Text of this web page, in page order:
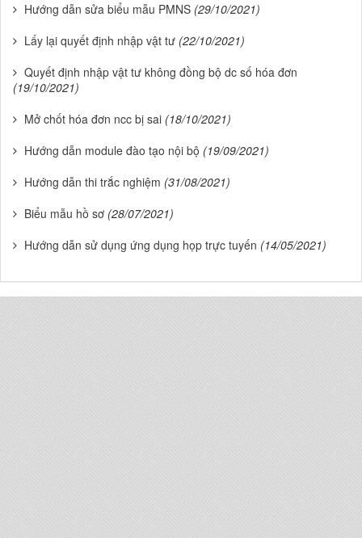
Hướng dẫn sửa biểu mẫu PMNS (29/10/2021)
Lấy lại quyết định nhập vật tư (22/10/2021)
Quyết định nhập vật tư không đồng bộ dc số hóa đơn
(19/10/2021)
Mở chốt hóa đơn ncc bị sai (18/10/2021)
Hướng dẫn module đào tạo nội bộ (19/09/2021)
Hướng dẫn thi trắc nghiệm (31/08/2021)
Biểu mẫu hồ sơ (28/07/2021)
Hướng dẫn sử dụng ứng dụng họp trực tuyến (14/05/2021)